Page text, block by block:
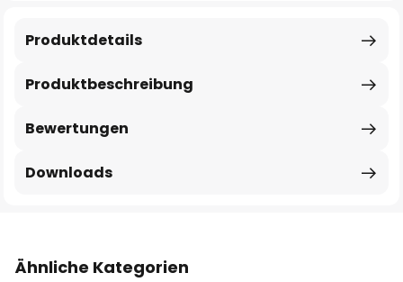
Produktbeschreibung
Produktdetails
Bewertungen
Downloads
Ähnliche Kategorien